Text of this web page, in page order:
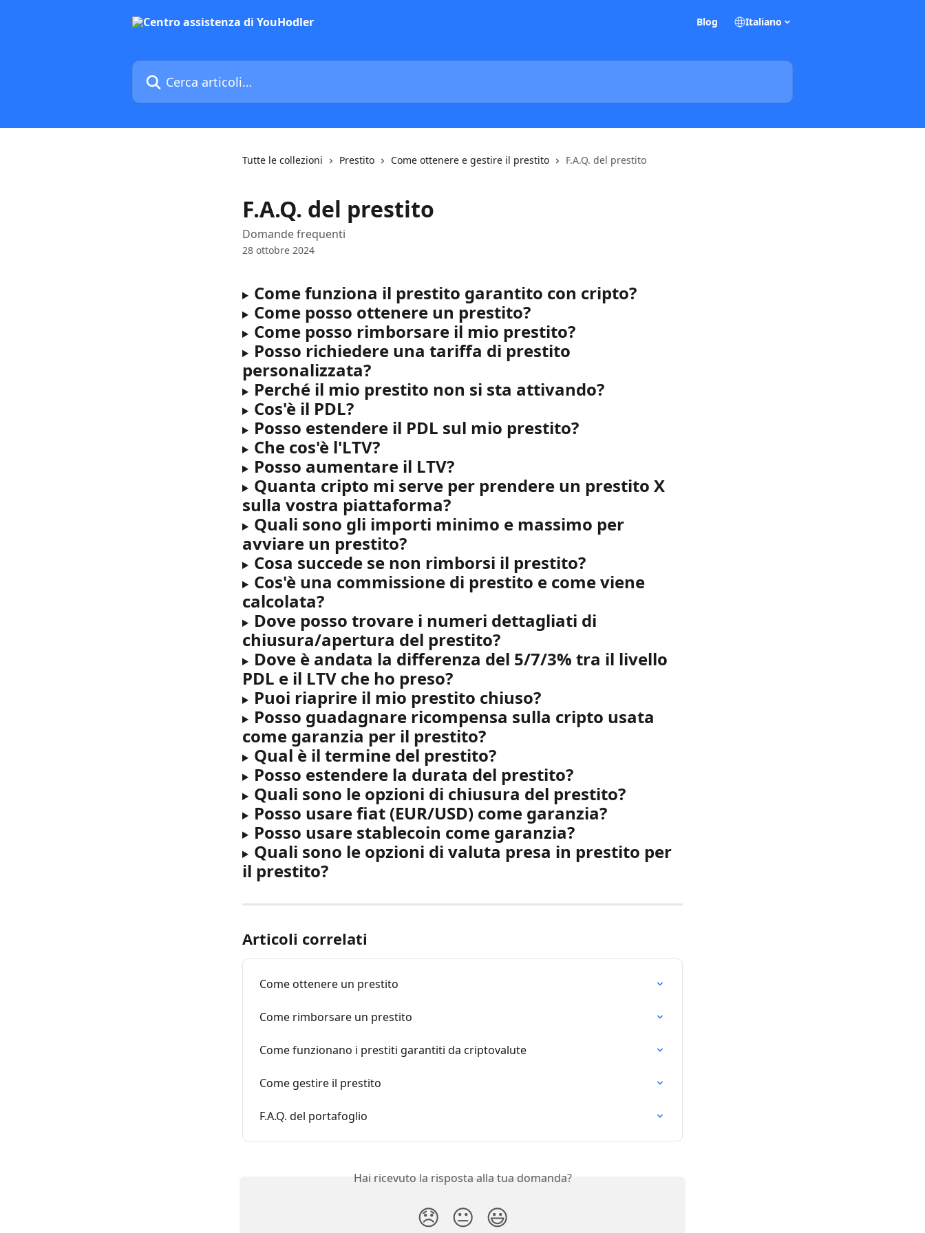
Blog Italiano
Cerca articoli…
Tutte le collezioni Prestito Come ottenere e gestire il prestito F.A.Q. del prestito
F.A.Q. del prestito
Domande frequenti
28 ottobre 2024
Come funziona il prestito garantito con cripto?
Come posso ottenere un prestito?
Come posso rimborsare il mio prestito?
Posso richiedere una tariffa di prestito
personalizzata?
Perché il mio prestito non si sta attivando?
Cos'è il PDL?
Posso estendere il PDL sul mio prestito?
Che cos'è l'LTV?
Posso aumentare il LTV?
Quanta cripto mi serve per prendere un prestito X
sulla vostra piattaforma?
Quali sono gli importi minimo e massimo per
avviare un prestito?
Cosa succede se non rimborsi il prestito?
Cos'è una commissione di prestito e come viene
calcolata?
Dove posso trovare i numeri dettagliati di
chiusura/apertura del prestito?
Dove è andata la differenza del 5/7/3% tra il livello
PDL e il LTV che ho preso?
Puoi riaprire il mio prestito chiuso?
Posso guadagnare ricompensa sulla cripto usata
come garanzia per il prestito?
Qual è il termine del prestito?
Posso estendere la durata del prestito?
Quali sono le opzioni di chiusura del prestito?
Posso usare fiat (EUR/USD) come garanzia?
Posso usare stablecoin come garanzia?
Quali sono le opzioni di valuta presa in prestito per
il prestito?
Articoli correlati
Come ottenere un prestito
Come rimborsare un prestito
Come funzionano i prestiti garantiti da criptovalute
Come gestire il prestito
F.A.Q. del portafoglio
Hai ricevuto la risposta alla tua domanda?
😞 😐 😃